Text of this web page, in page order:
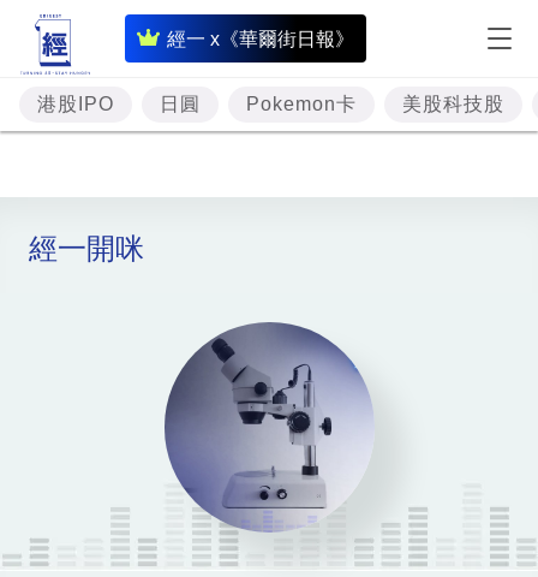
經一 x《華爾街日報》
即
時
財
經
理
財
科
港股IPO 日圓 Pokemon卡 美股科技股
經一開咪